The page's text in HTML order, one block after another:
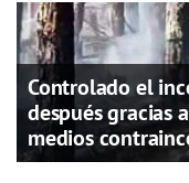
Controlado el
después gracias
medios